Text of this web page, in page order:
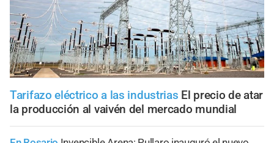
Tarifazo eléctrico a las industrias El precio de atar
la producción al vaivén del mercado mundial